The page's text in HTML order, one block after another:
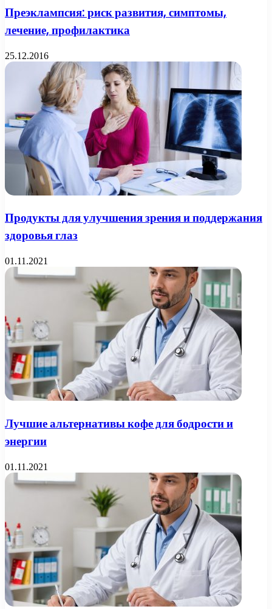
Преэклампсия: риск развития, симптомы,
лечение, профилактика
25.12.2016
Продукты для улучшения зрения и поддержания
здоровья глаз
01.11.2021
Лучшие альтернативы кофе для бодрости и
энергии
01.11.2021